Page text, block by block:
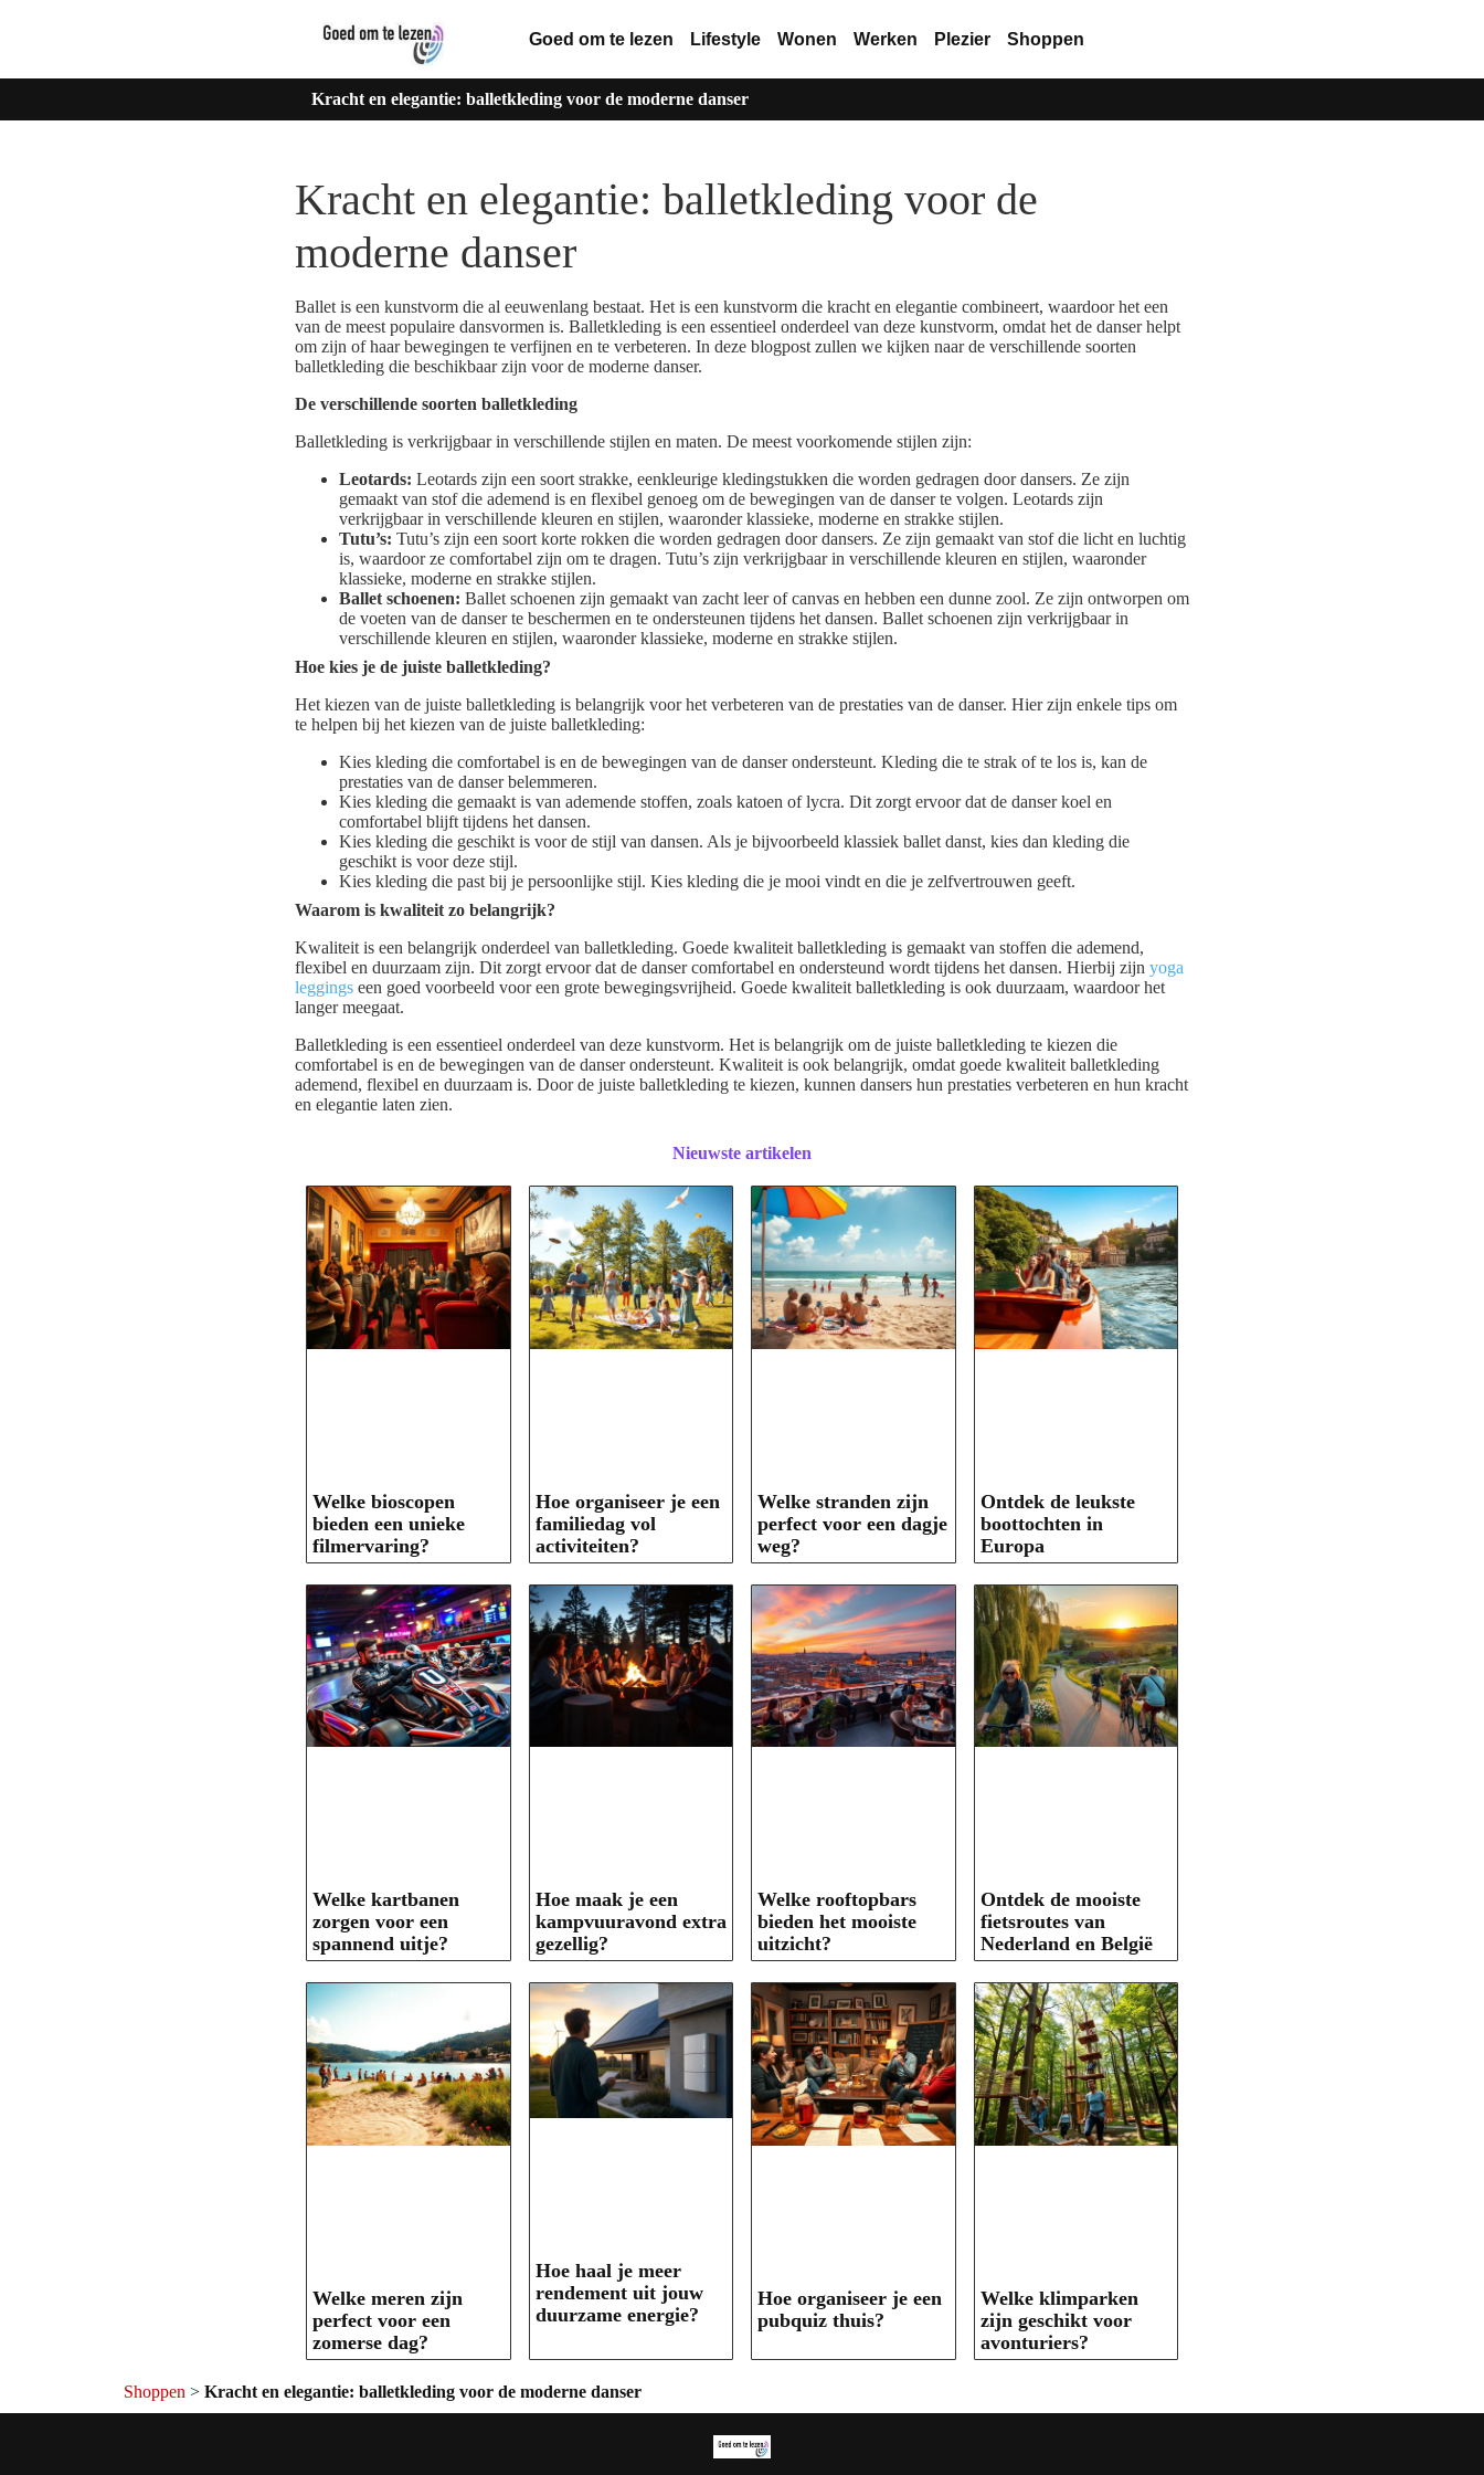
Goed om te lezen Lifestyle Wonen Werken Plezier Shoppen
Kracht en elegantie: balletkleding voor de moderne danser
Kracht en elegantie: balletkleding voor de
moderne danser
Ballet is een kunstvorm die al eeuwenlang bestaat. Het is een kunstvorm die kracht en elegantie combineert, waardoor het een
van de meest populaire dansvormen is. Balletkleding is een essentieel onderdeel van deze kunstvorm, omdat het de danser helpt
om zijn of haar bewegingen te verfijnen en te verbeteren. In deze blogpost zullen we kijken naar de verschillende soorten
balletkleding die beschikbaar zijn voor de moderne danser.
De verschillende soorten balletkleding
Balletkleding is verkrijgbaar in verschillende stijlen en maten. De meest voorkomende stijlen zijn:
Leotards: Leotards zijn een soort strakke, eenkleurige kledingstukken die worden gedragen door dansers. Ze zijn
gemaakt van stof die ademend is en flexibel genoeg om de bewegingen van de danser te volgen. Leotards zijn
verkrijgbaar in verschillende kleuren en stijlen, waaronder klassieke, moderne en strakke stijlen.
Tutu’s: Tutu’s zijn een soort korte rokken die worden gedragen door dansers. Ze zijn gemaakt van stof die licht en luchtig
is, waardoor ze comfortabel zijn om te dragen. Tutu’s zijn verkrijgbaar in verschillende kleuren en stijlen, waaronder
klassieke, moderne en strakke stijlen.
Ballet schoenen: Ballet schoenen zijn gemaakt van zacht leer of canvas en hebben een dunne zool. Ze zijn ontworpen om
de voeten van de danser te beschermen en te ondersteunen tijdens het dansen. Ballet schoenen zijn verkrijgbaar in
verschillende kleuren en stijlen, waaronder klassieke, moderne en strakke stijlen.
Hoe kies je de juiste balletkleding?
Het kiezen van de juiste balletkleding is belangrijk voor het verbeteren van de prestaties van de danser. Hier zijn enkele tips om
te helpen bij het kiezen van de juiste balletkleding:
Kies kleding die comfortabel is en de bewegingen van de danser ondersteunt. Kleding die te strak of te los is, kan de
prestaties van de danser belemmeren.
Kies kleding die gemaakt is van ademende stoffen, zoals katoen of lycra. Dit zorgt ervoor dat de danser koel en
comfortabel blijft tijdens het dansen.
Kies kleding die geschikt is voor de stijl van dansen. Als je bijvoorbeeld klassiek ballet danst, kies dan kleding die
geschikt is voor deze stijl.
Kies kleding die past bij je persoonlijke stijl. Kies kleding die je mooi vindt en die je zelfvertrouwen geeft.
Waarom is kwaliteit zo belangrijk?
Kwaliteit is een belangrijk onderdeel van balletkleding. Goede kwaliteit balletkleding is gemaakt van stoffen die ademend,
flexibel en duurzaam zijn. Dit zorgt ervoor dat de danser comfortabel en ondersteund wordt tijdens het dansen. Hierbij zijn yoga
leggings een goed voorbeeld voor een grote bewegingsvrijheid. Goede kwaliteit balletkleding is ook duurzaam, waardoor het
langer meegaat.
Balletkleding is een essentieel onderdeel van deze kunstvorm. Het is belangrijk om de juiste balletkleding te kiezen die
comfortabel is en de bewegingen van de danser ondersteunt. Kwaliteit is ook belangrijk, omdat goede kwaliteit balletkleding
ademend, flexibel en duurzaam is. Door de juiste balletkleding te kiezen, kunnen dansers hun prestaties verbeteren en hun kracht
en elegantie laten zien.
Nieuwste artikelen
Welke bioscopen
bieden een unieke
filmervaring?
Hoe organiseer je een
familiedag vol
activiteiten?
Welke stranden zijn
perfect voor een dagje
weg?
Ontdek de leukste
boottochten in
Europa
Welke kartbanen
zorgen voor een
spannend uitje?
Hoe maak je een
kampvuuravond extra
gezellig?
Welke rooftopbars
bieden het mooiste
uitzicht?
Ontdek de mooiste
fietsroutes van
Nederland en België
Welke meren zijn
perfect voor een
zomerse dag?
Hoe haal je meer
rendement uit jouw
duurzame energie?
Hoe organiseer je een
pubquiz thuis?
Welke klimparken
zijn geschikt voor
avonturiers?
Shoppen > Kracht en elegantie: balletkleding voor de moderne danser